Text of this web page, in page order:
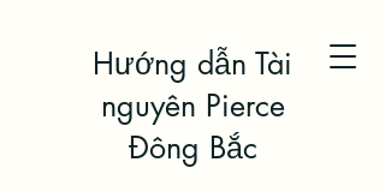
Hướng dẫn Tài
nguyên Pierce
Đông Bắc